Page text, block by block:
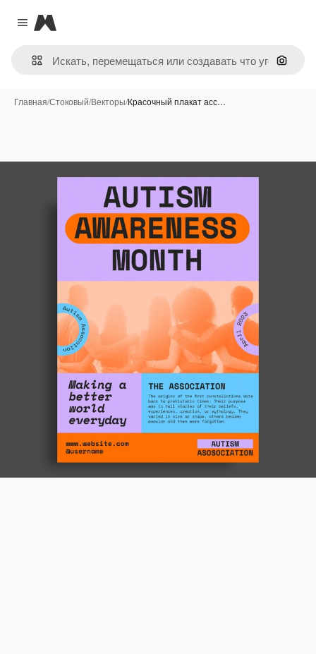
Close menu
Magnific
Поиск
Главная/Стоковый/Векторы/Красочный плакат асс…